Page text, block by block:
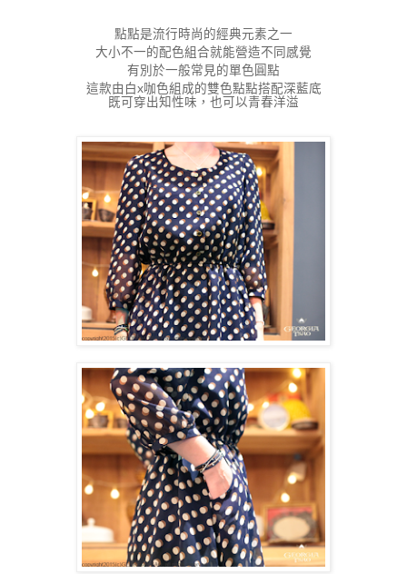
點點是流行時尚的經典元素之一
大小不一的配色組合就能營造不同感覺
有別於一般常見的單色圓點
這款由白x咖色組成的雙色點點搭配深藍底
既可穿出知性味，也可以青春洋溢